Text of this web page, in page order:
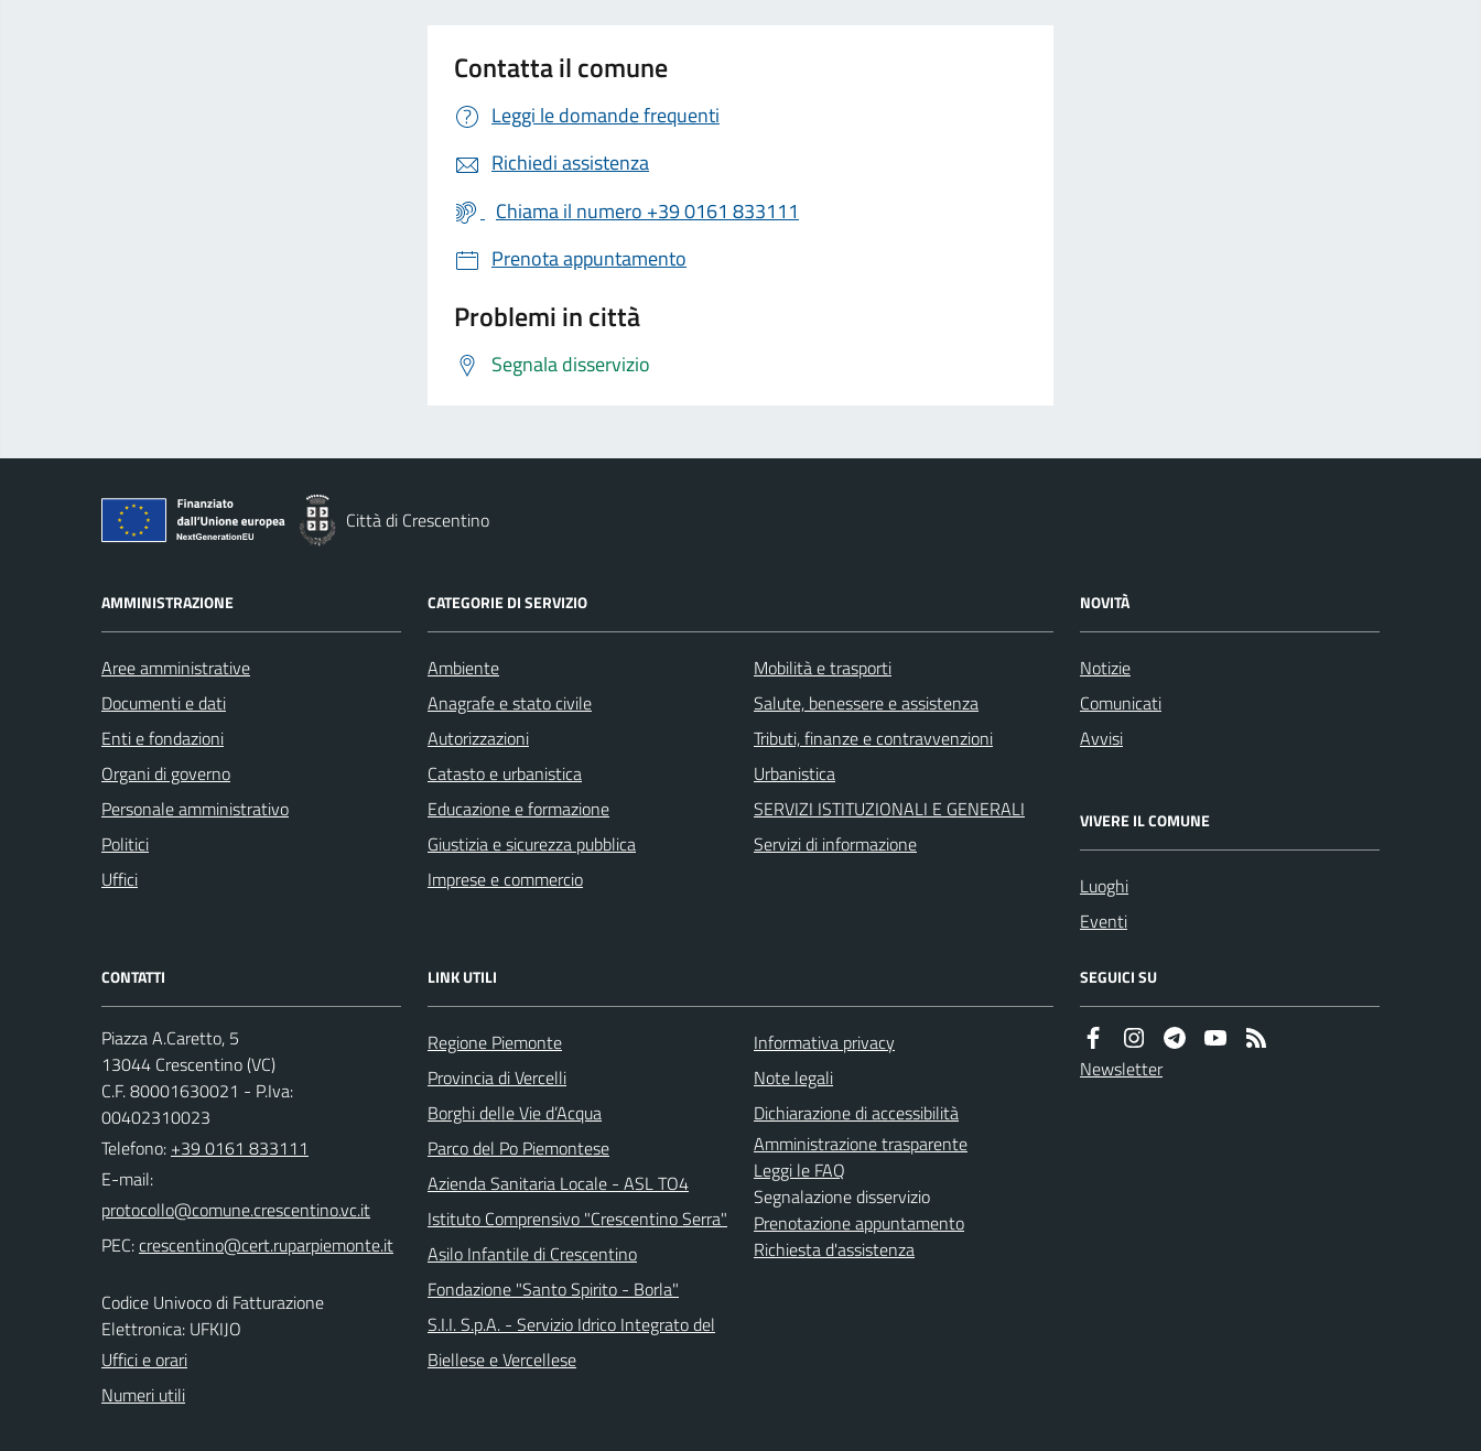
Contatta il comune
Leggi le domande frequenti
Richiedi assistenza
Chiama il numero +39 0161 833111
Prenota appuntamento
Problemi in città
Segnala disservizio
Città di Crescentino
AMMINISTRAZIONE
Aree amministrative
Documenti e dati
Enti e fondazioni
Organi di governo
Personale amministrativo
Politici
Uffici
CATEGORIE DI SERVIZIO
Ambiente
Anagrafe e stato civile
Autorizzazioni
Catasto e urbanistica
Educazione e formazione
Giustizia e sicurezza pubblica
Imprese e commercio
Mobilità e trasporti
Salute, benessere e assistenza
Tributi, finanze e contravvenzioni
Urbanistica
SERVIZI ISTITUZIONALI E GENERALI
Servizi di informazione
NOVITÀ
Notizie
Comunicati
Avvisi
VIVERE IL COMUNE
Luoghi
Eventi
CONTATTI
Piazza A.Caretto, 5
13044 Crescentino (VC)
C.F. 80001630021 - P.Iva:
00402310023
Telefono: +39 0161 833111
E-mail:
PEC:
Codice Univoco di Fatturazione
Elettronica: UFKIJO
Uffici e orari
Numeri utili
LINK UTILI
Regione Piemonte
Provincia di Vercelli
Borghi delle Vie d’Acqua
Parco del Po Piemontese
Azienda Sanitaria Locale - ASL TO4
Istituto Comprensivo "Crescentino Serra"
Asilo Infantile di Crescentino
Fondazione "Santo Spirito - Borla"
S.I.I. S.p.A. - Servizio Idrico Integrato del
Biellese e Vercellese
Informativa privacy
Note legali
Dichiarazione di accessibilità
Amministrazione trasparente
Leggi le FAQ
Segnalazione disservizio
Prenotazione appuntamento
Richiesta d'assistenza
SEGUICI SU
Newsletter